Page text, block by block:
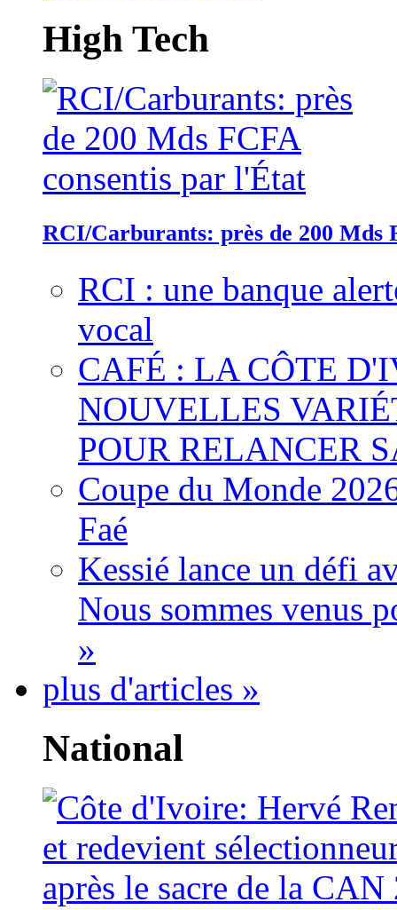
High Tech
RCI/Carburants: près de 200 Mds
RCI : une banque
vocal
CAFÉ : LA CÔTE
NOUVELLES
POUR RELANCER
Coupe du Monde
Faé
Kessié lance un défi
Nous sommes venus
»
plus d'articles »
National